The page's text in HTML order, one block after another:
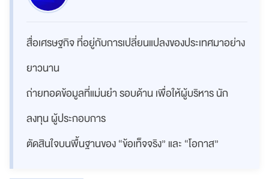
สื่อเศรษฐกิจ ที่อยู่กับการเปลี่ยนแปลงของประเทศมาอย่าง
ยาวนาน
ถ่ายทอดข้อมูลที่แม่นยำ รอบด้าน เพื่อให้ผู้บริหาร นัก
ลงทุน ผู้ประกอบการ
ตัดสินใจบนพื้นฐานของ “ข้อเท็จจริง” และ “โอกาส”